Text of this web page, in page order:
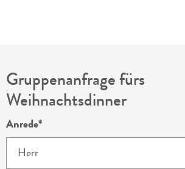
Gruppenanfrage fürs
Weihnachtsdinner
Anrede